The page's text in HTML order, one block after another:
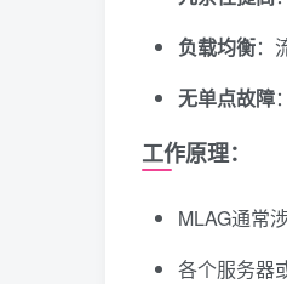
负载均衡：
无单点故障
工作原理：
MLAG通常
各个服务器